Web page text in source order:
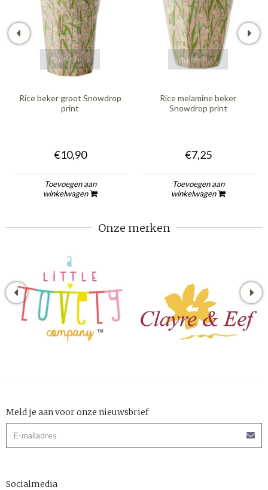
quickshop
Rice beker groot Snowdrop
print
€10,90
Toevoegen aan
winkelwagen
quickshop
Rice melamine beker
Snowdrop print
€7,25
Toevoegen aan
winkelwagen
Onze merken
Meld je aan voor onze nieuwsbrief
Socialmedia